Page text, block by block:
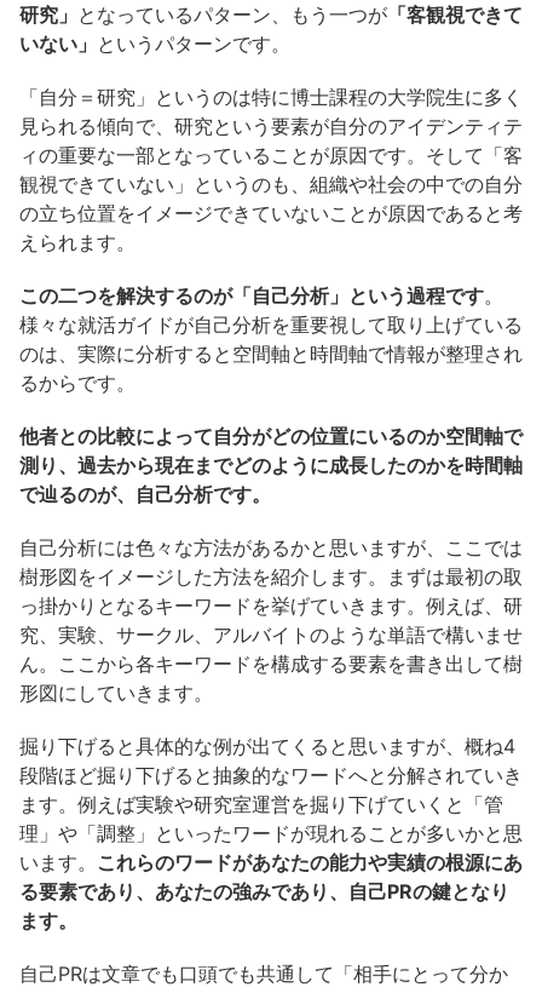
研究」 となっているパターン、もう一つが 「客観視できて
いない」 というパターンです。
「自分＝研究」というのは特に博士課程の大学院生に多く
見られる傾向で、研究という要素が自分のアイデンティテ
ィの重要な一部となっていることが原因です。そして「客
観視できていない」というのも、組織や社会の中での自分
の立ち位置をイメージできていないことが原因であると考
えられます。
この二つを解決するのが「自己分析」という過程です。
様々な就活ガイドが自己分析を重要視して取り上げている
のは、実際に分析すると空間軸と時間軸で情報が整理され
るからです。
他者との比較によって自分がどの位置にいるのか空間軸で
測り、過去から現在までどのように成長したのかを時間軸
で辿るのが、自己分析です。
自己分析には色々な方法があるかと思いますが、ここでは
樹形図をイメージした方法を紹介します。まずは最初の取
っ掛かりとなるキーワードを挙げていきます。例えば、研
究、実験、サークル、アルバイトのような単語で構いませ
ん。ここから各キーワードを構成する要素を書き出して樹
形図にしていきます。
掘り下げると具体的な例が出てくると思いますが、概ね4
段階ほど掘り下げると抽象的なワードへと分解されていき
ます。例えば実験や研究室運営を掘り下げていくと「管
理」や「調整」といったワードが現れることが多いかと思
います。 これらのワードがあなたの能力や実績の根源にあ
る要素であり、あなたの強みであり、自己PRの鍵となり
ます。
自己PRは文章でも口頭でも共通して「相手にとって分か